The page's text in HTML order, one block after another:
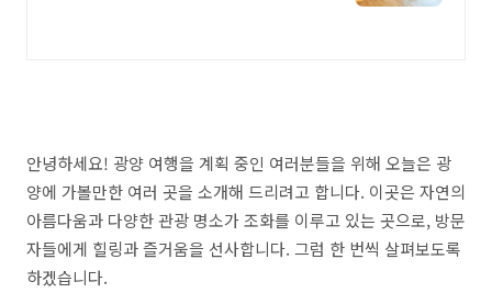
안녕하세요! 광양 여행을 계획 중인 여러분들을 위해 오늘은 광
양에 가볼만한 여러 곳을 소개해 드리려고 합니다. 이곳은 자연의
아름다움과 다양한 관광 명소가 조화를 이루고 있는 곳으로, 방문
자들에게 힐링과 즐거움을 선사합니다. 그럼 한 번씩 살펴보도록
하겠습니다.